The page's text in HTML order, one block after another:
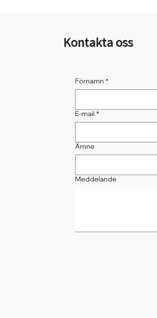
Kontakta oss
Förnamn *
E-mail *
Ämne
Meddelande